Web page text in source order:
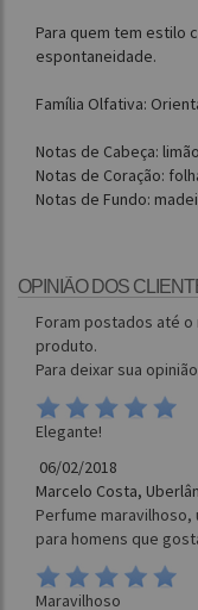
Para quem tem estilo
espontaneidade.
Família Olfativa:
Notas de Cabeça:
Notas de Coração:
Notas de Fundo:
OPINIÃO DOS
Foram postados até o
produto.
Para deixar sua
Elegante!
06/02/2018
Marcelo Costa,
Perfume maravilhoso,
para homens que
Maravilhoso